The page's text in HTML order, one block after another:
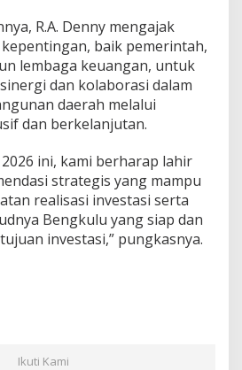
R.A. Denny mengajak
baik pemerintah,
lembaga keuangan, untuk
dan kolaborasi dalam
daerah melalui
dan berkelanjutan.
ini, kami berharap lahir
strategis yang mampu
realisasi investasi serta
Bengkulu yang siap dan
investasi,” pungkasnya.
Ikuti Kami